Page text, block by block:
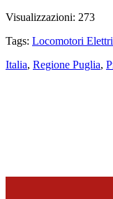
Visualizzazioni: 273
Tags: Locomotori
Italia, Regione Puglia,